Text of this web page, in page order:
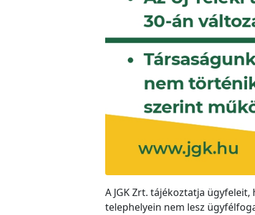
A JGK Zrt. tájékoztatja
telephelyein nem lesz